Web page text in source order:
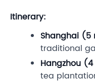
Itinerary:
Shanghai (5
traditional
Hangzhou
tea